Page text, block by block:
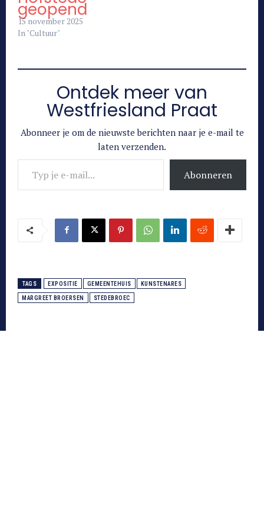
geopend
15 november 2025
In "Cultuur"
Ontdek meer van
Westfriesland Praat
Abonneer je om de nieuwste berichten naar je e-mail te
laten verzenden.
Typ je e-mail...
Abonneren
TAGS EXPOSITIE GEMEENTEHUIS KUNSTENARES
MARGREET BROERSEN STEDEBROEC